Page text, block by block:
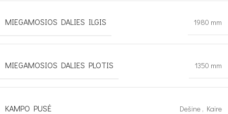
MIEGAMOSIOS DALIES ILGIS 1980 mm
MIEGAMOSIOS DALIES PLOTIS 1350 mm
KAMPO PUSĖ Dešine , Kaire